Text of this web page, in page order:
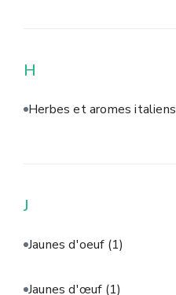
H
Herbes et aromes italiens
J
Jaunes d'oeuf (1)
Jaunes d'œuf (1)